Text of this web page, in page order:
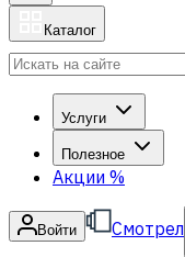
Каталог
Услуги
Полезное
Акции %
Войти Смотрел